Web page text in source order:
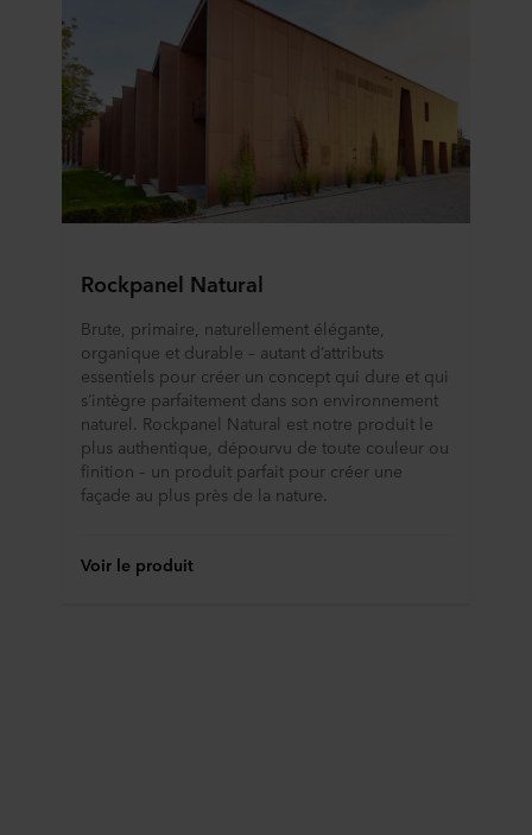
Rockpanel Natural
Brute, primaire, naturellement élégante,
organique et durable – autant d’attributs
essentiels pour créer un concept qui dure et qui
s’intègre parfaitement dans son environnement
naturel. Rockpanel Natural est notre produit le
plus authentique, dépourvu de toute couleur ou
finition – un produit parfait pour créer une
façade au plus près de la nature.
Voir le produit